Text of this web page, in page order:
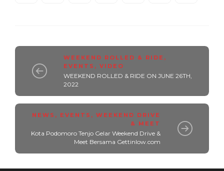
WEEKEND ROLLED & RIDE ,
EVENTS , VIDEO
WEEKEND ROLLED & RIDE ON JUNE 26TH,
2022
NEWS , EVENTS , WEEKEND DRIVE
& MEET
Kota Podomoro Tenjo Gelar Weekend Drive &
Meet Bersama Gettinlow.com